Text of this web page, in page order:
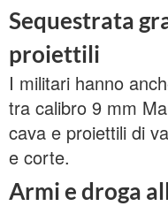
Sequestrata
proiettili
I militari hanno
tra calibro 9 mm
cava e proiettili di
e corte.
Armi e droga